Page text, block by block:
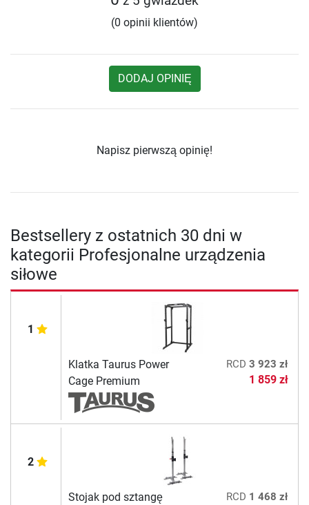
(0 opinii klientów)
DODAJ OPINIĘ
Napisz pierwszą opinię!
Bestsellery z ostatnich 30 dni w
kategorii Profesjonalne urządzenia
siłowe
1
Klatka Taurus Power
Cage Premium
RCD 3 923 zł
1 859 zł
2
Stojak pod sztangę
RCD 1 468 zł